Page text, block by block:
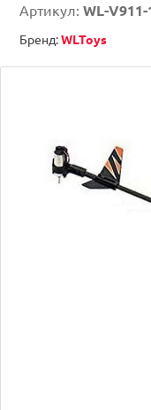
Артикул: WL-V911-
Бренд:WLToys